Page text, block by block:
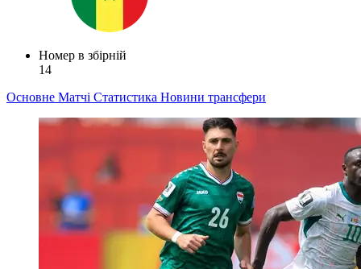
Номер в збірній
14
Основне Матчі Статистика Новини трансфери